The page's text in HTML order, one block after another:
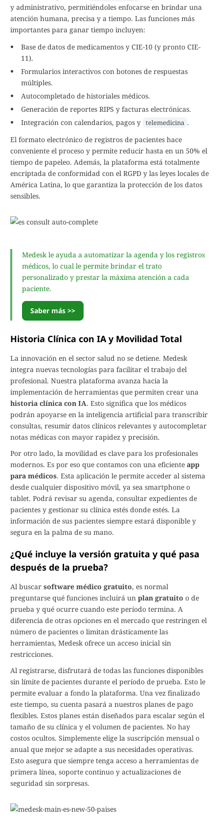
y administrativo, permitiéndoles enfocarse en brindar una
atención humana, precisa y a tiempo. Las funciones más
importantes para ganar tiempo incluyen:
Base de datos de medicamentos y CIE-10 (y pronto CIE-
11).
Formularios interactivos con botones de respuestas
múltiples.
Autocompletado de historiales médicos.
Generación de reportes RIPS y facturas electrónicas.
Integración con calendarios, pagos y telemedicina .
El formato electrónico de registros de pacientes hace
conveniente el proceso y permite reducir hasta en un 50% el
tiempo de papeleo. Además, la plataforma está totalmente
encriptada de conformidad con el RGPD y las leyes locales de
América Latina, lo que garantiza la protección de los datos
sensibles.
Medesk le ayuda a automatizar la agenda y los registros
médicos, lo cual le permite brindar el trato
personalizado y prestar la máxima atención a cada
paciente.
Saber más >>
Historia Clínica con IA y Movilidad Total
La innovación en el sector salud no se detiene. Medesk
integra nuevas tecnologías para facilitar el trabajo del
profesional. Nuestra plataforma avanza hacia la
implementación de herramientas que permiten crear una
historia clínica con IA. Esto significa que los médicos
podrán apoyarse en la inteligencia artificial para transcribir
consultas, resumir datos clínicos relevantes y autocompletar
notas médicas con mayor rapidez y precisión.
Por otro lado, la movilidad es clave para los profesionales
modernos. Es por eso que contamos con una eficiente app
para médicos. Esta aplicación le permite acceder al sistema
desde cualquier dispositivo móvil, ya sea smartphone o
tablet. Podrá revisar su agenda, consultar expedientes de
pacientes y gestionar su clínica estés donde estés. La
información de sus pacientes siempre estará disponible y
segura en la palma de su mano.
¿Qué incluye la versión gratuita y qué pasa
después de la prueba?
Al buscar software médico gratuito, es normal
preguntarse qué funciones incluirá un plan gratuito o de
prueba y qué ocurre cuando este período termina. A
diferencia de otras opciones en el mercado que restringen el
número de pacientes o limitan drásticamente las
herramientas, Medesk ofrece un acceso inicial sin
restricciones.
Al registrarse, disfrutará de todas las funciones disponibles
sin límite de pacientes durante el período de prueba. Esto le
permite evaluar a fondo la plataforma. Una vez finalizado
este tiempo, su cuenta pasará a nuestros planes de pago
flexibles. Estos planes están diseñados para escalar según el
tamaño de su clínica y el volumen de pacientes. No hay
costos ocultos. Simplemente elige la suscripción mensual o
anual que mejor se adapte a sus necesidades operativas.
Esto asegura que siempre tenga acceso a herramientas de
primera línea, soporte continuo y actualizaciones de
seguridad sin sorpresas.